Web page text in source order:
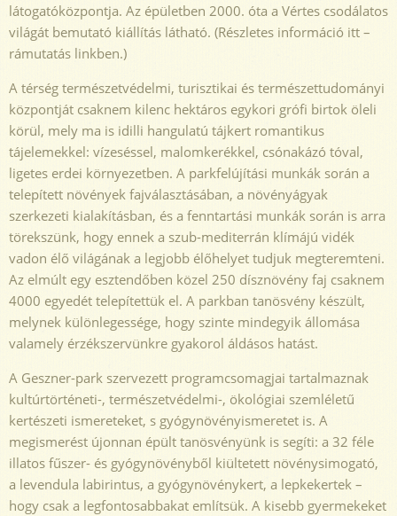
látogatóközpontja. Az épületben 2000. óta a Vértes csodálatos
világát bemutató kiállítás látható. (Részletes információ itt –
rámutatás linkben.)
A térség természetvédelmi, turisztikai és természettudományi
központját csaknem kilenc hektáros egykori grófi birtok öleli
körül, mely ma is idilli hangulatú tájkert romantikus
tájelemekkel: vízeséssel, malomkerékkel, csónakázó tóval,
ligetes erdei környezetben. A parkfelújítási munkák során a
telepített növények fajválasztásában, a növényágyak
szerkezeti kialakításban, és a fenntartási munkák során is arra
törekszünk, hogy ennek a szub-mediterrán klímájú vidék
vadon élő világának a legjobb élőhelyet tudjuk megteremteni.
Az elmúlt egy esztendőben közel 250 dísznövény faj csaknem
4000 egyedét telepítettük el. A parkban tanösvény készült,
melynek különlegessége, hogy szinte mindegyik állomása
valamely érzékszervünkre gyakorol áldásos hatást.
A Geszner-park szervezett programcsomagjai tartalmaznak
kultúrtörténeti-, természetvédelmi-, ökológiai szemléletű
kertészeti ismereteket, s gyógynövényismeretet is. A
megismerést újonnan épült tanösvényünk is segíti: a 32 féle
illatos fűszer- és gyógynövényből kiültetett növénysimogató,
a levendula labirintus, a gyógynövénykert, a lepkekertek –
hogy csak a legfontosabbakat említsük. A kisebb gyermekeket